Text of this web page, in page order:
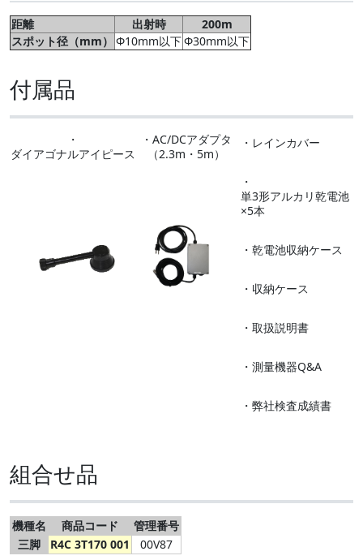
距離 出射時
200m
スポット径（mm） Φ10mm以下Φ30mm以下
付属品
・
ダイアゴナルアイピース
・AC/DCアダプタ
（2.3m・5m）
・レインカバー
・
単3形アルカリ乾電池
×5本
・乾電池収納ケース
・収納ケース
・取扱説明書
・測量機器Q&A
・弊社検査成績書
組合せ品
機種名 商品コード
管理番号
三脚
R4C 3T170 001 00V87